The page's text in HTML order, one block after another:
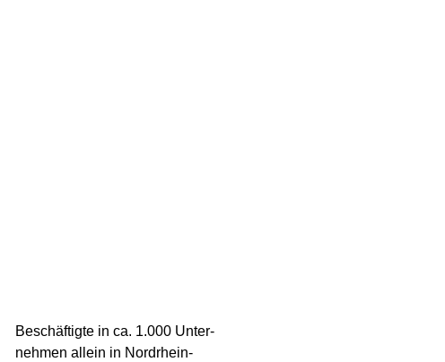
Beschäftigte in ca. 1.000 Unter-
nehmen allein in Nordrhein-